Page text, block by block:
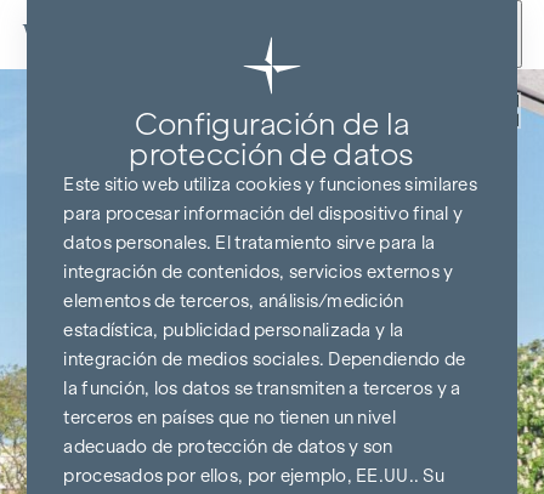
Ir al contenido
Configuración de la
protección de datos
Este sitio web utiliza cookies y funciones similares
para procesar información del dispositivo final y
datos personales. El tratamiento sirve para la
integración de contenidos, servicios externos y
elementos de terceros, análisis/medición
estadística, publicidad personalizada y la
integración de medios sociales. Dependiendo de
la función, los datos se transmiten a terceros y a
terceros en países que no tienen un nivel
adecuado de protección de datos y son
procesados por ellos, por ejemplo, EE.UU.. Su